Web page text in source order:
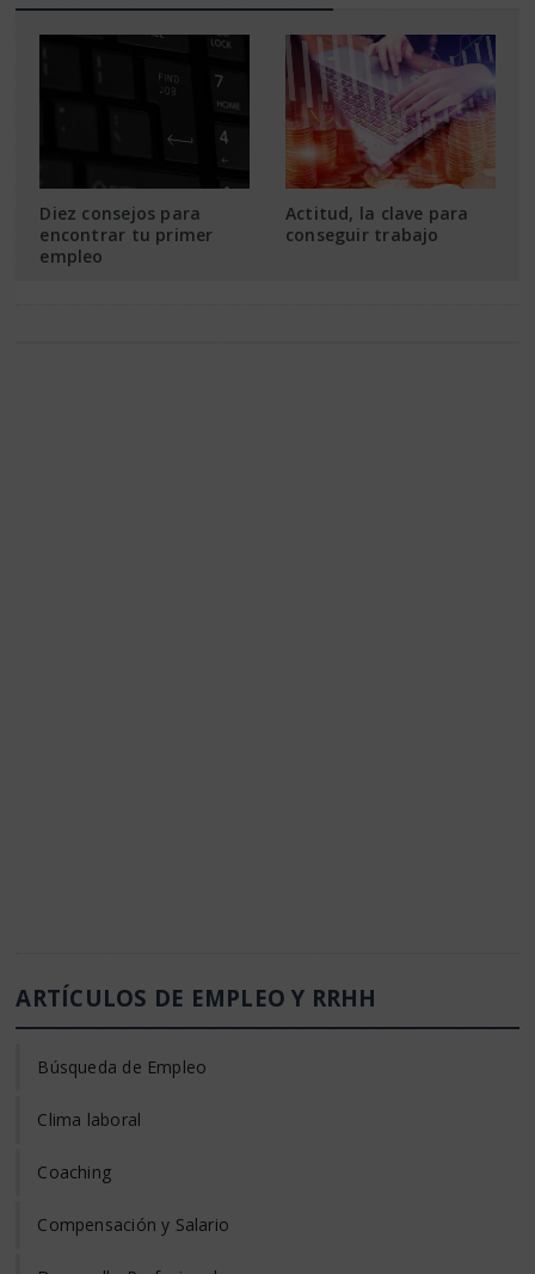
Diez consejos para
encontrar tu primer
empleo
Actitud, la clave para
conseguir trabajo
ARTÍCULOS DE EMPLEO Y RRHH
Búsqueda de Empleo
Clima laboral
Coaching
Compensación y Salario